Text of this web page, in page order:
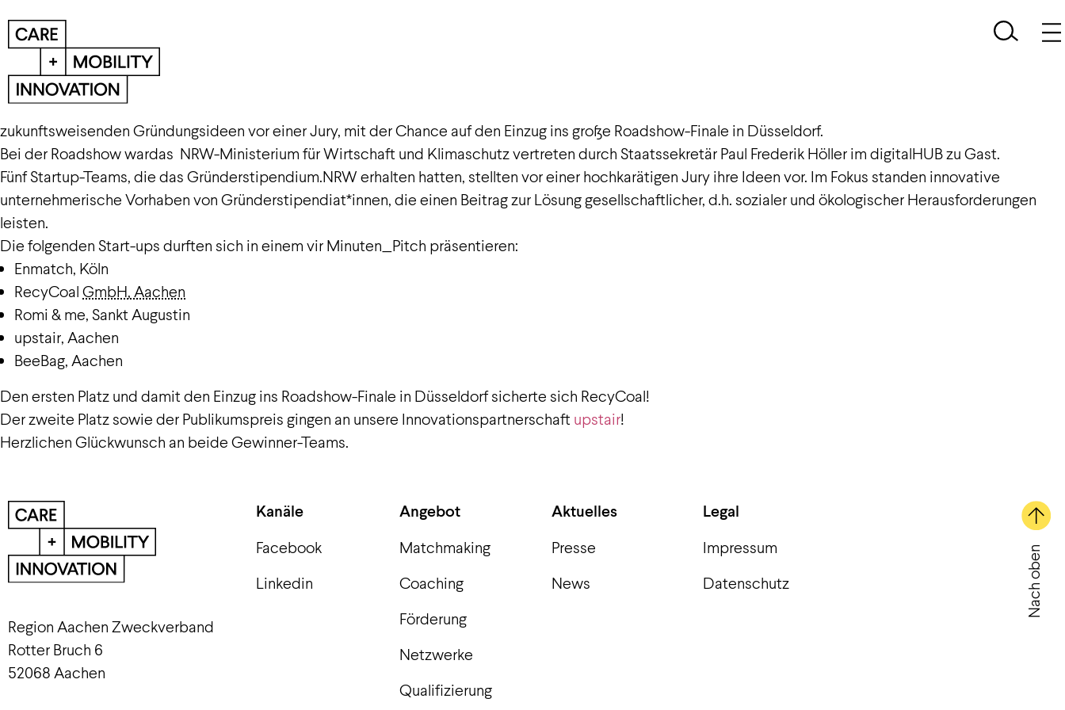
Auch in der dritten Auflage von dem NRW Gründungsevent:
Im Rahmen der Aachenere Start-up Week drehte sich alles um die Themen Social Entrepreneurship und Klimaschutz. Fünf Start-ups pitchten ihre
zukunftsweisenden Gründungsideen vor einer Jury, mit der Chance auf den Einzug ins große Roadshow-Finale in Düsseldorf.
Bei der Roadshow wardas NRW-Ministerium für Wirtschaft und Klimaschutz vertreten durch Staatssekretär Paul Frederik Höller im digitalHUB zu Gast.
Fünf Startup-Teams, die das Gründerstipendium.NRW erhalten hatten, stellten vor einer hochkarätigen Jury ihre Ideen vor. Im Fokus standen innovative
unternehmerische Vorhaben von Gründerstipendiat*innen, die einen Beitrag zur Lösung gesellschaftlicher, d.h. sozialer und ökologischer Herausforderungen
leisten.
Die folgenden Start-ups durften sich in einem vir Minuten_Pitch präsentieren:
Enmatch, Köln
RecyCoal GmbH, Aachen
Romi & me, Sankt Augustin
upstair, Aachen
BeeBag, Aachen
Den ersten Platz und damit den Einzug ins Roadshow-Finale in Düsseldorf sicherte sich RecyCoal!
Der zweite Platz sowie der Publikumspreis gingen an unsere Innovationspartnerschaft upstair!
Herzlichen Glückwunsch an beide Gewinner-Teams.
Region Aachen Zweckverband
Rotter Bruch 6
52068 Aachen
Kanäle
Facebook
Linkedin
Angebot
Matchmaking
Coaching
Förderung
Netzwerke
Qualifizierung
Aktuelles
Presse
News
Legal
Impressum
Datenschutz
Nach oben